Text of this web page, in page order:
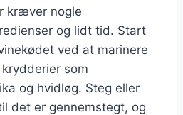
kræver nogle
og lidt tid. Start
ved at marinere
som
og hvidløg. Steg eller
det er gennemstegt, og